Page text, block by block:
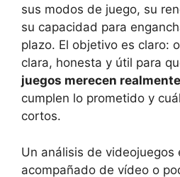
sus modos de juego, su
su capacidad para
plazo. El objetivo es claro:
clara, honesta y útil para
juegos merecen
cumplen lo prometido y
cortos.
Un análisis de videojuegos
acompañado de vídeo o